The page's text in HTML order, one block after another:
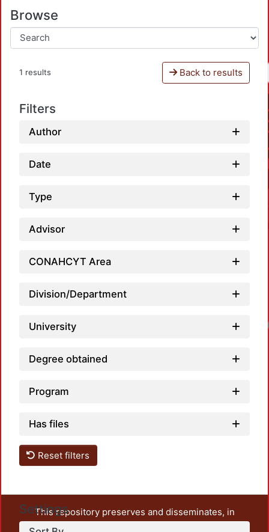
Browse
1 results Back to results
Filters
Author
Date
Type
Advisor
CONAHCYT Area
Division/Department
University
Degree obtained
Program
Has files
Reset filters
Settings
This repository preserves and disseminates, in
unrestricted open access, the teaching and research